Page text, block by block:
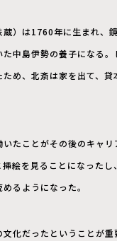
）は1760年に生まれ、
中島伊勢の養子になる。
め、北斎は家を出て、貸
たことがその後のキャリ
絵を見ることになったし
るようになった。
化だったということが重